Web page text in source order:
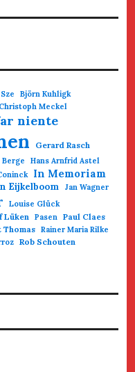
Björn Kuhligk
Christoph Meckel
niente
Gerard Rasch
Berge
Hans Arnfrid Astel
In Memoriam
Eijkelboom Jan Wagner
Louise Glück
Lüken Pasen Paul Claes
Thomas Rainer Maria Rilke
Rob Schouten